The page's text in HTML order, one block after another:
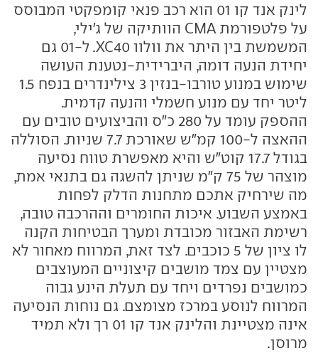
לינק אנד קו 01 הוא רכב פנאי קומפקטי המבוסס
על פלטפורמת CMA הוותיקה של ג'ילי,
המשמשת בין היתר את וולוו XC40. ל-01 גם
יחידת הנעה דומה, היברידית-נטענת העושה
שימוש במנוע טורבו-בנזין 3 צילינדרים בנפח 1.5
ליטר יחד עם מנוע חשמלי והנעה קדמית.
ההספק עומד על 280 כ"ס והביצועים טובים עם
ההאצה ל-100 קמ"ש שאורכת 7.7 שניות. הסוללה
בגודל 17.7 קוט"ש והיא מאפשרת טווח נסיעה
מוצהר של 75 ק"מ שניתן להשגה גם בתנאי אמת,
מה שירחיק אתכם מתחנות הדלק לפחות
באמצע השבוע. איכות החומרים וההרכבה טובה,
רשימת האבזור מכובדת ומערך הבטיחות הקנה
לו ציון של 5 כוכבים. לצד זאת, המרווח מאחור לא
מצטיין עם צמד מושבים קיצוניים המעוצבים
כמושבים נפרדים ויחד עם תעלת הינע גבוה
המרווח לנוסע במרכז מצומצם. גם נוחות הנסיעה
אינה מצטיינת והלינק אנד קו 01 רך ולא תמיד
מרוסן.